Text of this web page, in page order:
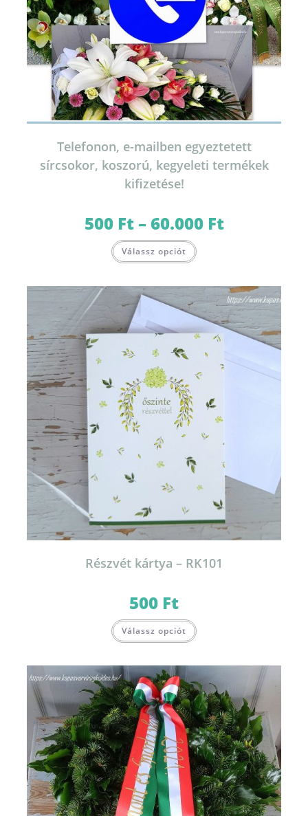
Telefonon, e-mailben egyeztetett
sírcsokor, koszorú, kegyeleti termékek
kifizetése!
500 Ft–60.000 FtÁrtartomány:
500 Ft
Válassz opciót a
A
változatok
a
termékoldalon
választhatók
Részvét kártya – RK101
500 Ft
Válassz opciót